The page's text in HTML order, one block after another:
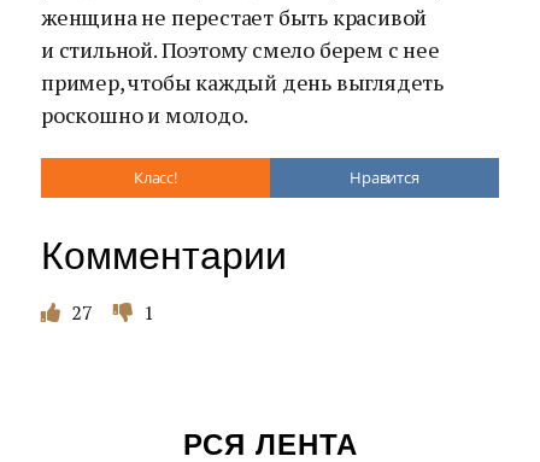
женщина не перестает быть красивой
и стильной. Поэтому смело берем с нее
пример, чтобы каждый день выглядеть
роскошно и молодо.
Класс! Нравится
Комментарии
27 1
РСЯ ЛЕНТА